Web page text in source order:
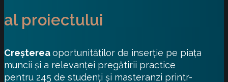
al proiectului
Creştereaoportunităţilor de inserţie pe piaţa
muncii şi a relevanţei pregătirii practice
pentru 245 de studenţi şi masteranzi printr-